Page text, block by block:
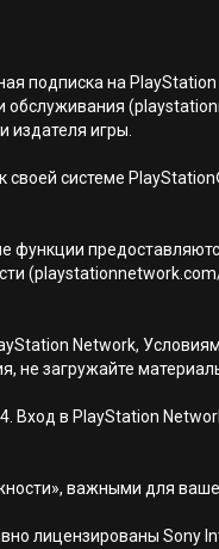
подписка на
обслуживания
игры.
системе
функции
Network,
не загружайте
Вход в PlayStation
важными для
лицензированы Sony